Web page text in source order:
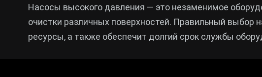
Насосы высокого давления — это незаменимое
очистки различных поверхностей. Правильный выбор
ресурсы, а также обеспечит долгий срок службы